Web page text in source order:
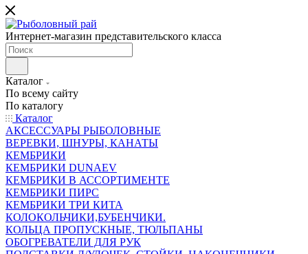
Интернет-магазин представительского класса
Каталог
По всему сайту
По каталогу
Каталог
АКСЕССУАРЫ РЫБОЛОВНЫЕ
ВЕРЕВКИ, ШНУРЫ, КАНАТЫ
КЕМБРИКИ
КЕМБРИКИ DUNAEV
КЕМБРИКИ В АССОРТИМЕНТЕ
КЕМБРИКИ ПИРС
КЕМБРИКИ ТРИ КИТА
КОЛОКОЛЬЧИКИ,БУБЕНЧИКИ.
КОЛЬЦА ПРОПУСКНЫЕ, ТЮЛЬПАНЫ
ОБОГРЕВАТЕЛИ ДЛЯ РУК